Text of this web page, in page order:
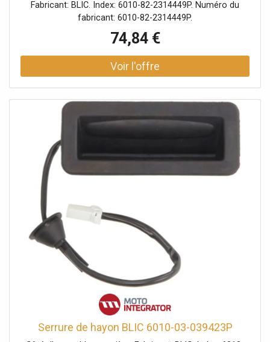
Fabricant: BLIC. Index: 6010-82-2314449P. Numéro du
fabricant: 6010-82-2314449P.
74,84 €
Serrure de hayon BLIC 6010-03-039423P